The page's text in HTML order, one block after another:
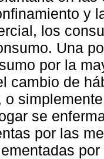
y
los
Una
por la
cambio de
o
se
por las